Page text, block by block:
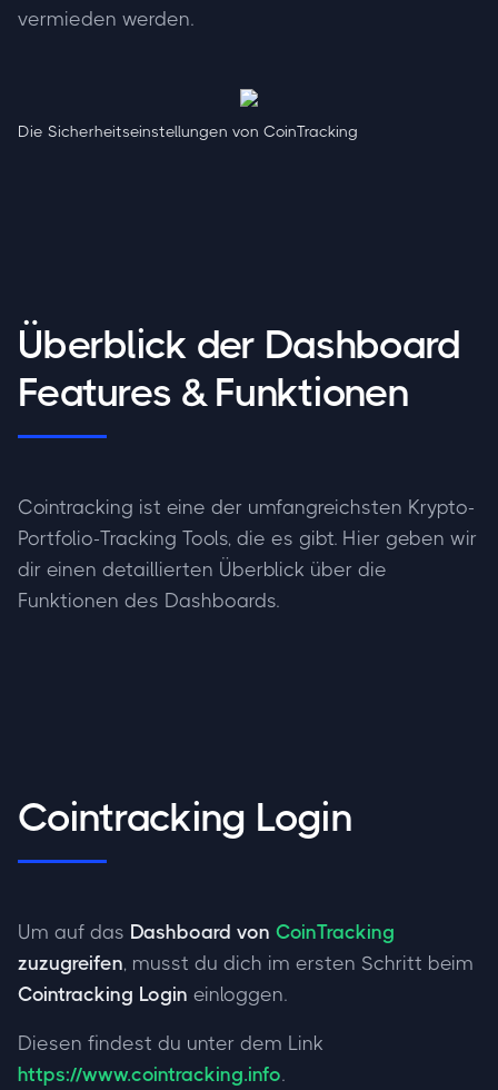
vermieden werden.
Die Sicherheitseinstellungen von CoinTracking
Überblick der Dashboard
Features & Funktionen
Cointracking ist eine der umfangreichsten Krypto-
Portfolio-Tracking Tools, die es gibt. Hier geben wir
dir einen detaillierten Überblick über die
Funktionen des Dashboards.
Cointracking Login
Um auf das Dashboard von CoinTracking
zuzugreifen, musst du dich im ersten Schritt beim
Cointracking Login einloggen.
Diesen findest du unter dem Link
https://www.cointracking.info.